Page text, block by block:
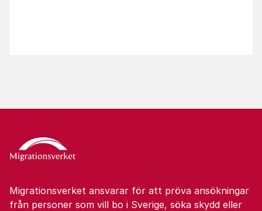
Migrationsverket ansvarar för att pröva ansökningar
från personer som vill bo i Sverige, söka skydd eller